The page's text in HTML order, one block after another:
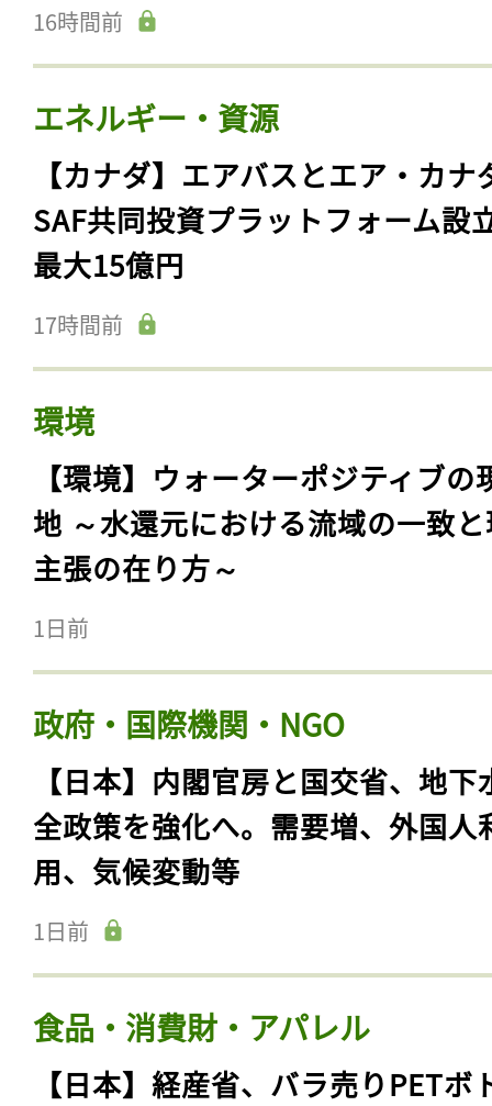
16時間前
エネルギー・資源
【カナダ】エアバスとエア・カナ
SAF共同投資プラットフォーム設
最大15億円
17時間前
環境
【環境】ウォーターポジティブの
地 ～水還元における流域の一致
主張の在り方～
1日前
政府・国際機関・NGO
【日本】内閣官房と国交省、地下
全政策を強化へ。需要増、外国人
用、気候変動等
1日前
食品・消費財・アパレル
【日本】経産省、バラ売りPETボ